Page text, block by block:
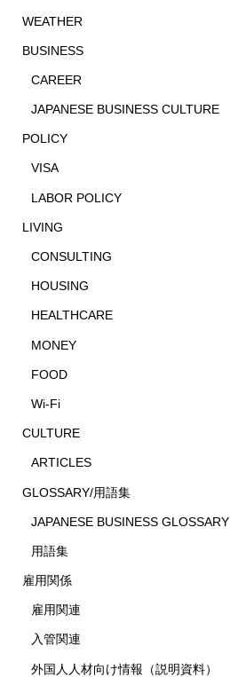
WEATHER
BUSINESS
CAREER
JAPANESE BUSINESS CULTURE
POLICY
VISA
LABOR POLICY
LIVING
CONSULTING
HOUSING
HEALTHCARE
MONEY
FOOD
Wi-Fi
CULTURE
ARTICLES
GLOSSARY/用語集
JAPANESE BUSINESS GLOSSARY
用語集
雇用関係
雇用関連
入管関連
外国人人材向け情報（説明資料）